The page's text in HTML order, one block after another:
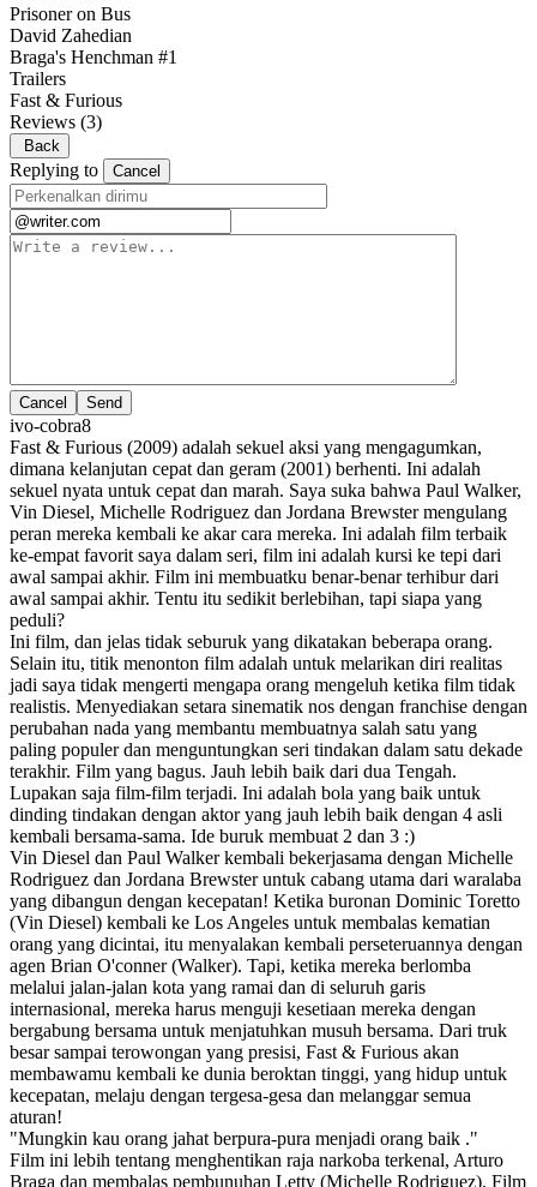
Prisoner on Bus
David Zahedian
Braga's Henchman #1
Trailers
Fast & Furious
Reviews (3)
Back
Replying to Cancel
Cancel
ivo-cobra8
Fast & Furious (2009) adalah sekuel aksi yang mengagumkan,
dimana kelanjutan cepat dan geram (2001) berhenti. Ini adalah
sekuel nyata untuk cepat dan marah. Saya suka bahwa Paul Walker,
Vin Diesel, Michelle Rodriguez dan Jordana Brewster mengulang
peran mereka kembali ke akar cara mereka. Ini adalah film terbaik
ke-empat favorit saya dalam seri, film ini adalah kursi ke tepi dari
awal sampai akhir. Film ini membuatku benar-benar terhibur dari
awal sampai akhir. Tentu itu sedikit berlebihan, tapi siapa yang
peduli?
Ini film, dan jelas tidak seburuk yang dikatakan beberapa orang.
Selain itu, titik menonton film adalah untuk melarikan diri realitas
jadi saya tidak mengerti mengapa orang mengeluh ketika film tidak
realistis. Menyediakan setara sinematik nos dengan franchise dengan
perubahan nada yang membantu membuatnya salah satu yang
paling populer dan menguntungkan seri tindakan dalam satu dekade
terakhir. Film yang bagus. Jauh lebih baik dari dua Tengah.
Lupakan saja film-film terjadi. Ini adalah bola yang baik untuk
dinding tindakan dengan aktor yang jauh lebih baik dengan 4 asli
kembali bersama-sama. Ide buruk membuat 2 dan 3 :)
Vin Diesel dan Paul Walker kembali bekerjasama dengan Michelle
Rodriguez dan Jordana Brewster untuk cabang utama dari waralaba
yang dibangun dengan kecepatan! Ketika buronan Dominic Toretto
(Vin Diesel) kembali ke Los Angeles untuk membalas kematian
orang yang dicintai, itu menyalakan kembali perseteruannya dengan
agen Brian O'conner (Walker). Tapi, ketika mereka berlomba
melalui jalan-jalan kota yang ramai dan di seluruh garis
internasional, mereka harus menguji kesetiaan mereka dengan
bergabung bersama untuk menjatuhkan musuh bersama. Dari truk
besar sampai terowongan yang presisi, Fast & Furious akan
membawamu kembali ke dunia beroktan tinggi, yang hidup untuk
kecepatan, melaju dengan tergesa-gesa dan melanggar semua
aturan!
"Mungkin kau orang jahat berpura-pura menjadi orang baik ."
Film ini lebih tentang menghentikan raja narkoba terkenal, Arturo
Braga dan membalas pembunuhan Letty (Michelle Rodriguez). Film